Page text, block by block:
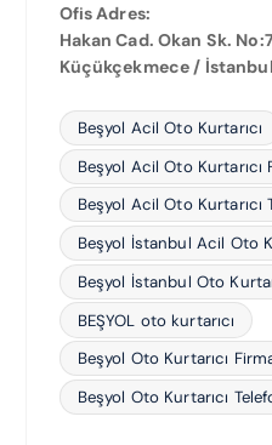
Ofis Adres:
Hakan Cad. Okan Sk.
Küçükçekmece / İstanbul
Beşyol Acil Oto Kurtarıcı
Beşyol Acil Oto Kurtarıcı
Beşyol Acil Oto Kurtarıcı
Beşyol İstanbul Acil Oto
Beşyol İstanbul Oto
BEŞYOL oto kurtarıcı
Beşyol Oto Kurtarıcı
Beşyol Oto Kurtarıcı